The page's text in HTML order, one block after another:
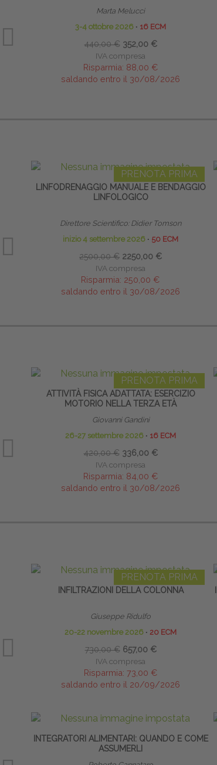
Marta Melucci
3-4 ottobre 2026 ∙ 16 ECM
440,00 € 352,00 €
IVA compresa
Risparmia: 88,00 €
saldando entro il 30/08/2026
PRENOTA PRIMA
LINFODRENAGGIO MANUALE E BENDAGGIO
LINFOLOGICO
Direttore Scientifico: Didier Tomson
inizio 4 settembre 2026 ∙ 50 ECM
2500,00 € 2250,00 €
IVA compresa
Risparmia: 250,00 €
saldando entro il 30/08/2026
PRENOTA PRIMA
ATTIVITÀ FISICA ADATTATA: ESERCIZIO
MOTORIO NELLA TERZA ETÀ
Giovanni Gandini
26-27 settembre 2026 ∙ 16 ECM
420,00 € 336,00 €
IVA compresa
Risparmia: 84,00 €
saldando entro il 30/08/2026
PRENOTA PRIMA
INFILTRAZIONI DELLA COLONNA
Giuseppe Ridulfo
20-22 novembre 2026 ∙ 20 ECM
730,00 € 657,00 €
IVA compresa
Risparmia: 73,00 €
saldando entro il 20/09/2026
INTEGRATORI ALIMENTARI: QUANDO E COME
ASSUMERLI